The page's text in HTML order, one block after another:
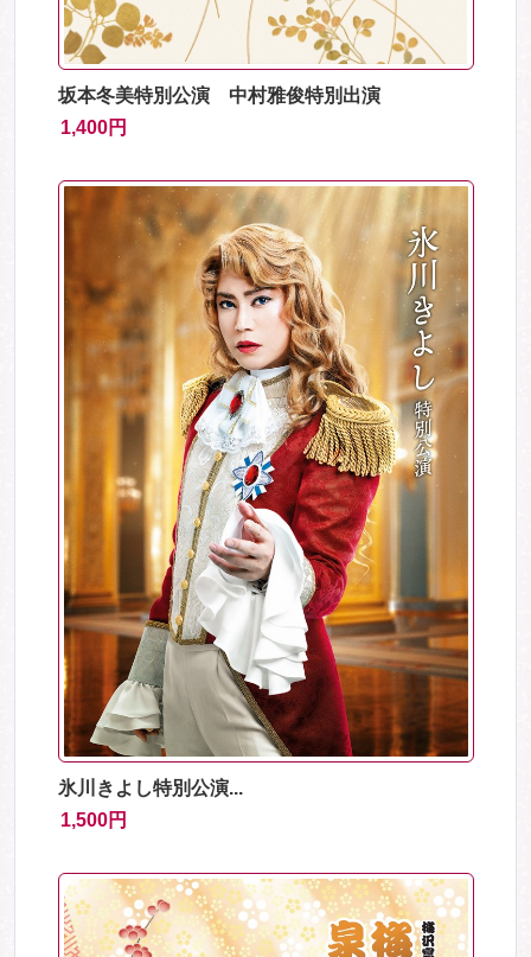
坂本冬美特別公演 中村雅俊特別出演
1,400円
氷川きよし特別公演...
1,500円